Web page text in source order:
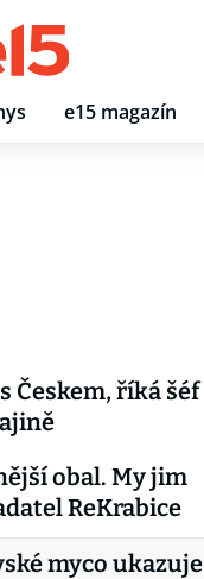
e15 magazín
Českem, říká šéf
obal. My jim
ReKrabice
myco ukazuje